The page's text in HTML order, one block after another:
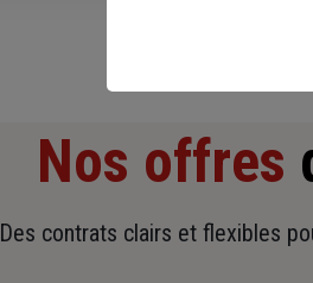
Nos offres
Des contrats clairs et flexibles